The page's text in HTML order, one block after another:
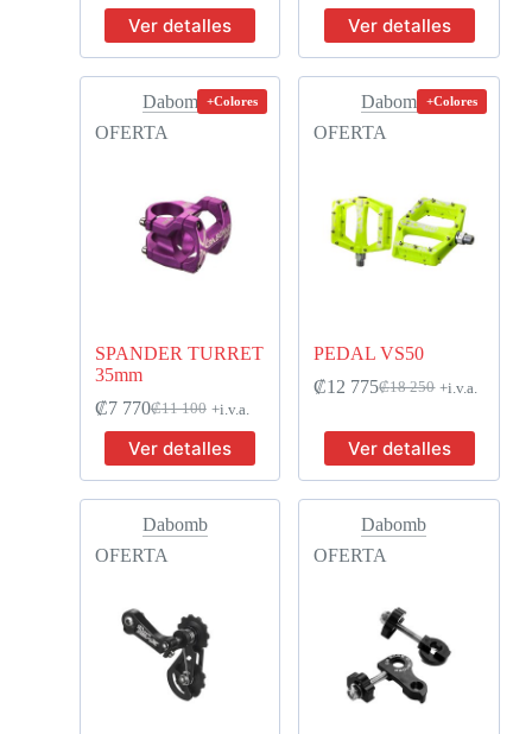
Ver detalles Ver detalles
Dabomb
OFERTA
+Colores
SPANDER TURRET
35mm
₡11 100
₡7 770 +i.v.a.
Ver detalles
Dabomb
OFERTA
+Colores
PEDAL VS50
₡18 250
₡12 775 +i.v.a.
Ver detalles
Dabomb
OFERTA
Dabomb
OFERTA